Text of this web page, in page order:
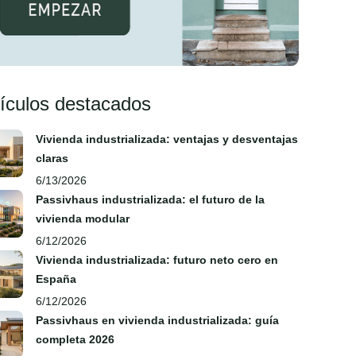
destacados
Vivienda industrializada: ventajas y desventajas
claras
6/13/2026
Passivhaus industrializada: el futuro de la
vivienda modular
6/12/2026
Vivienda industrializada: futuro neto cero en
España
6/12/2026
Passivhaus en vivienda industrializada: guía
completa 2026